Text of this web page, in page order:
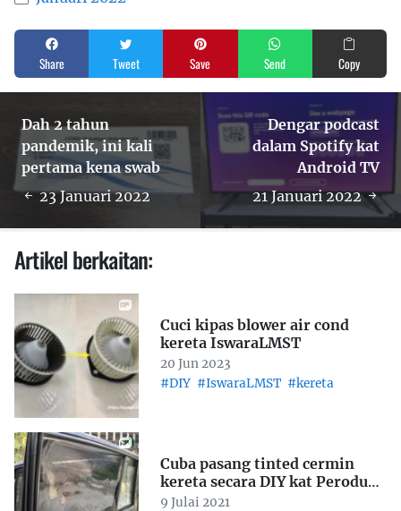
Share Tweet Save Send Copy
Dah 2 tahun
pandemik, ini kali
pertama kena swab
23 Januari 2022
Dengar podcast
dalam Spotify kat
Android TV
21 Januari 2022
Artikel berkaitan:
Cuci kipas blower air cond
kereta IswaraLMST
20 Jun 2023
#DIY #IswaraLMST #kereta
Cuba pasang tinted cermin
kereta secara DIY kat Perodua
Viva
9 Julai 2021